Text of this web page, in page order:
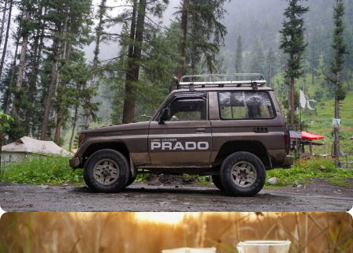
Büyük Yaz İndirimi
0
Günler
00
Hr
00
Min
00
SSK
Alışverişe Başla
ARAÇ AKSESUARLARI